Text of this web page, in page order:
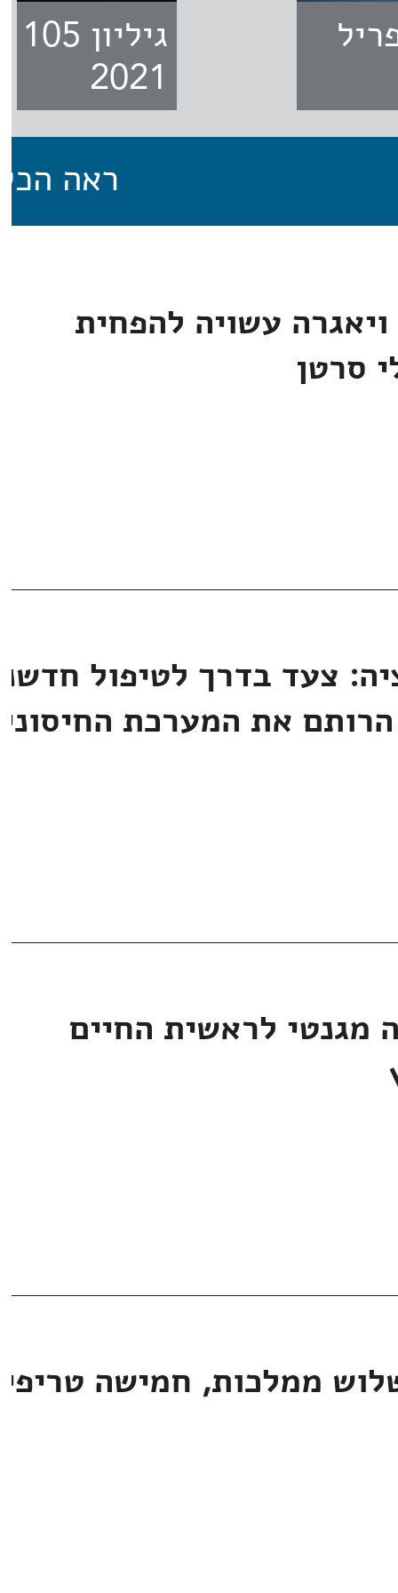
- אפריל
2021
ראה
עשויה להפחית
סרטן
צעד בדרך לטיפול
את המערכת
מגנטי לראשית החיים
ממלכות, חמישה